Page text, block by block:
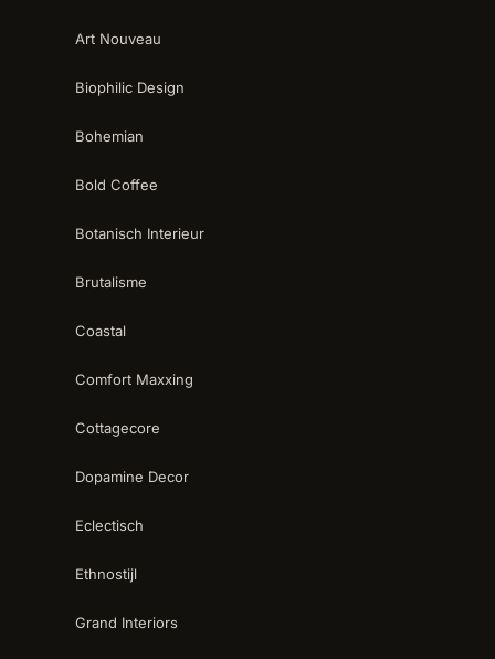
Art Nouveau
Biophilic Design
Bohemian
Bold Coffee
Botanisch Interieur
Brutalisme
Coastal
Comfort Maxxing
Cottagecore
Dopamine Decor
Eclectisch
Ethnostijl
Grand Interiors